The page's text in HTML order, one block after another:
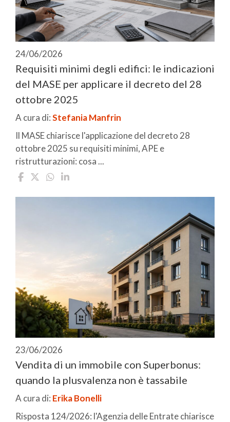
24/06/2026
Requisiti minimi degli edifici: le indicazioni
del MASE per applicare il decreto del 28
ottobre 2025
A cura di:Stefania Manfrin
Il MASE chiarisce l'applicazione del decreto 28
ottobre 2025 su requisiti minimi, APE e
ristrutturazioni: cosa ...
23/06/2026
Vendita di un immobile con Superbonus:
quando la plusvalenza non è tassabile
A cura di: Erika Bonelli
Risposta 124/2026: l'Agenzia delle Entrate chiarisce